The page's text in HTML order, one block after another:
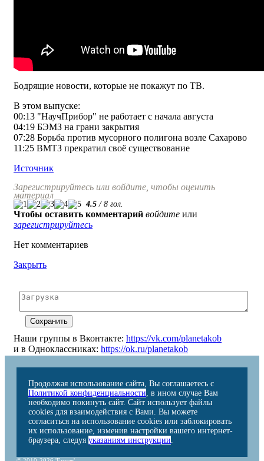
Бодрящие новости, которые не покажут по ТВ.
В этом выпуске:
00:13 "НаучПрибор" не работает с начала августа
04:19 БЭМЗ на грани закрытия
07:28 Борьба против мусорного полигона возле Сахарово
11:25 ВМТЗ прекратил своё существование
Источник
Зарегистрируйтесь или войдите, чтобы оценить
материал
4.5 / 8 гол.
Чтобы оставить комментарий войдите или
зарегистрируйтесь
Нет комментариев
Закрыть
Наши группы в Вконтакте: https://vk.com/planetakob
и в Одноклассниках: https://ok.ru/planetakob
Продолжая использование сайта, Вы соглашаетесь с
Политикой конфиденциальности, в ином случае Вам
необходимо покинуть сайт. Сайт использует файлы
cookies для взаимодействия с Вами. Вы можете
согласиться на использование cookies или заблокировать
их использование, изменив настройки вашего интернет-
браузера, следуя указаниям инструкции.